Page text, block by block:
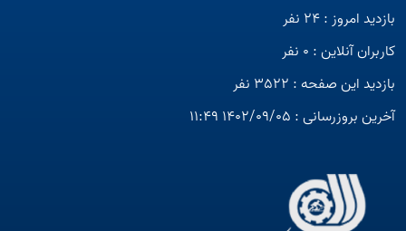
بازدید امروز : 24 نفر
کاربران آنلاین : 0 نفر
بازدید این صفحه : 3522 نفر
آخرین بروزرسانی : 1402/09/05 11:49